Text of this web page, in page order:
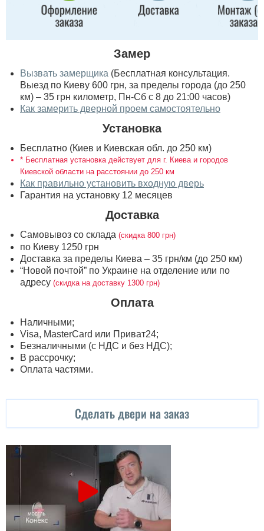
Замер
Вызвать замерщика (Бесплатная консультация.
Выезд по Киеву 600 грн, за пределы города (до 250
км) – 35 грн километр, Пн-Сб с 8 до 21:00 часов)
Как замерить дверной проем самостоятельно
Установка
Бесплатно (Киев и Киевская обл. до 250 км)
* Бесплатная установка действует для г. Киева и городов
Киевской области на расстоянии до 250 км
Как правильно установить входную дверь
Гарантия на установку 12 месяцев
Доставка
Самовывоз со склада (скидка 800 грн)
по Киеву 1250 грн
Доставка за пределы Киева – 35 грн/км (до 250 км)
“Новой почтой” по Украине на отделение или по
адресу (скидка на доставку 1300 грн)
Оплата
Наличными;
Visa, MasterСard или Приват24;
Безналичными (с НДС и без НДС);
В рассрочку;
Оплата частями.
Сделать двери на заказ